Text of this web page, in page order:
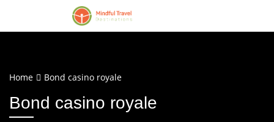
Home Bond casino royale
Bond casino royale